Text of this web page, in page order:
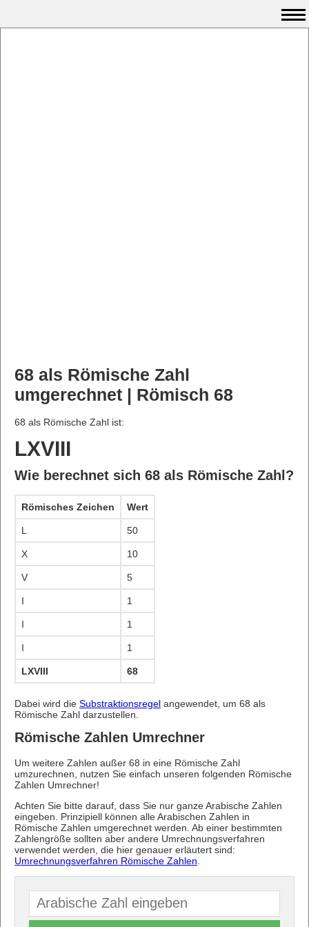
68 als Römische Zahl
umgerechnet | Römisch 68
68 als Römische Zahl ist:
LXVIII
Wie berechnet sich 68 als Römische Zahl?
Römisches Zeichen Wert
L 50
X 10
V 5
I 1
I 1
I 1
LXVIII 68
Dabei wird die Substraktionsregel angewendet, um 68 als
Römische Zahl darzustellen.
Römische Zahlen Umrechner
Um weitere Zahlen außer 68 in eine Römische Zahl
umzurechnen, nutzen Sie einfach unseren folgenden Römische
Zahlen Umrechner!
Achten Sie bitte darauf, dass Sie nur ganze Arabische Zahlen
eingeben. Prinzipiell können alle Arabischen Zahlen in
Römische Zahlen umgerechnet werden. Ab einer bestimmten
Zahlengröße sollten aber andere Umrechnungsverfahren
verwendet werden, die hier genauer erläutert sind:
Umrechnungsverfahren Römische Zahlen